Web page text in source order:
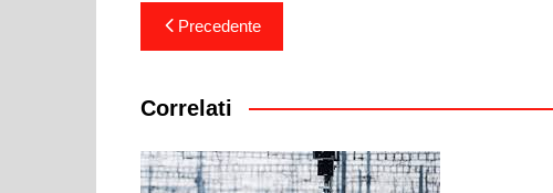
Navigazione
articoli
Precedente
Correlati